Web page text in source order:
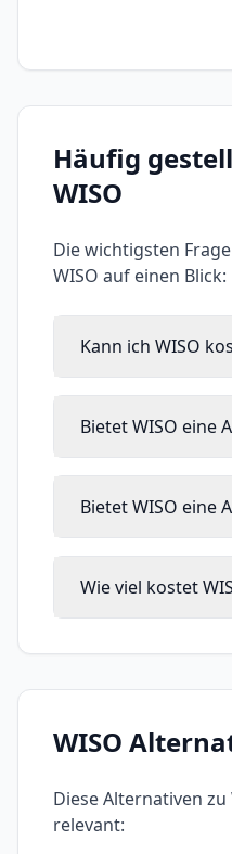
Häufig
WISO
Die wichtigsten
WISO auf einen Blick:
Kann ich WISO
Bietet WISO eine
Bietet WISO eine
Wie viel kostet
WISO
Diese Alternativen zu
relevant: